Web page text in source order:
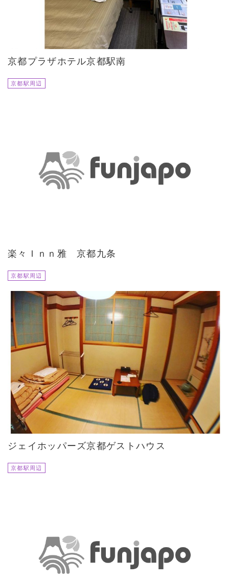
京都プラザホテル京都駅南
京都駅周辺
楽々Ｉｎｎ雅 京都九条
京都駅周辺
ジェイホッパーズ京都ゲストハウス
京都駅周辺